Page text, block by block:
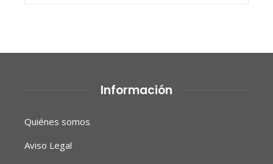
Información
Quiénes somos
Aviso Legal